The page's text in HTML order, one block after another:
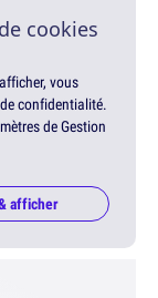
cookies
vous
confidentialité.
de Gestion
afficher